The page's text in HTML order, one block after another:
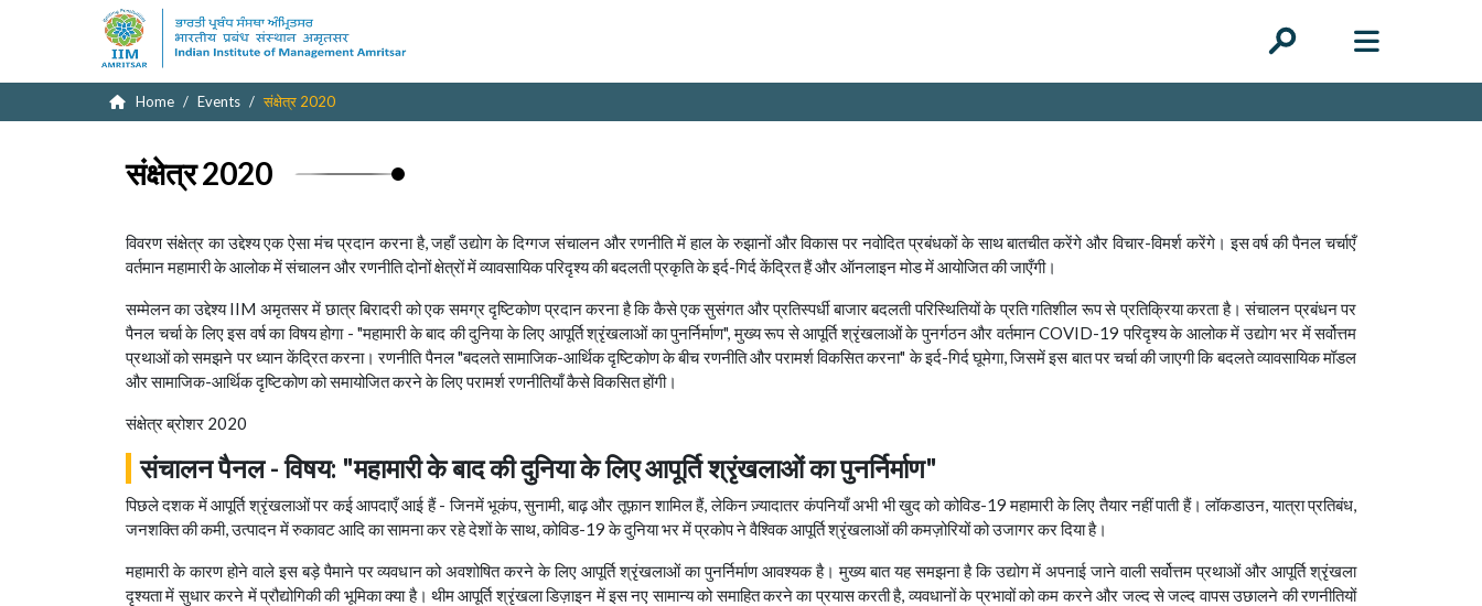
Home Events संक्षेत्र 2020
संक्षेत्र 2020
विवरणसंक्षेत्र का उद्देश्य एक ऐसा मंच प्रदान करना है, जहाँ उद्योग के दिग्गज संचालन और रणनीति में हाल के रुझानों और विकास पर नवोदित प्रबंधकों के साथ बातचीत करेंगे और विचार-विमर्श करेंगे। इस वर्ष की पैनल चर्चाएँ
वर्तमान महामारी के आलोक में संचालन और रणनीति दोनों क्षेत्रों में व्यावसायिक परिदृश्य की बदलती प्रकृति के इर्द-गिर्द केंद्रित हैं और ऑनलाइन मोड में आयोजित की जाएँगी।
सम्मेलन का उद्देश्य IIM अमृतसर में छात्र बिरादरी को एक समग्र दृष्टिकोण प्रदान करना है कि कैसे एक सुसंगत और प्रतिस्पर्धी बाजार बदलती परिस्थितियों के प्रति गतिशील रूप से प्रतिक्रिया करता है। संचालन प्रबंधन पर
पैनल चर्चा के लिए इस वर्ष का विषय होगा - "महामारी के बाद की दुनिया के लिए आपूर्ति श्रृंखलाओं का पुनर्निर्माण", मुख्य रूप से आपूर्ति श्रृंखलाओं के पुनर्गठन और वर्तमान COVID-19 परिदृश्य के आलोक में उद्योग भर में सर्वोत्तम
प्रथाओं को समझने पर ध्यान केंद्रित करना। रणनीति पैनल "बदलते सामाजिक-आर्थिक दृष्टिकोण के बीच रणनीति और परामर्श विकसित करना" के इर्द-गिर्द घूमेगा, जिसमें इस बात पर चर्चा की जाएगी कि बदलते व्यावसायिक मॉडल
और सामाजिक-आर्थिक दृष्टिकोण को समायोजित करने के लिए परामर्श रणनीतियाँ कैसे विकसित होंगी।
संक्षेत्र ब्रोशर 2020
संचालन पैनल - विषय: "महामारी के बाद की दुनिया के लिए आपूर्ति श्रृंखलाओं का पुनर्निर्माण"
पिछले दशक में आपूर्ति श्रृंखलाओं पर कई आपदाएँ आई हैं - जिनमें भूकंप, सुनामी, बाढ़ और तूफ़ान शामिल हैं, लेकिन ज़्यादातर कंपनियाँ अभी भी खुद को कोविड-19 महामारी के लिए तैयार नहीं पाती हैं। लॉकडाउन, यात्रा प्रतिबंध,
जनशक्ति की कमी, उत्पादन में रुकावट आदि का सामना कर रहे देशों के साथ, कोविड-19 के दुनिया भर में प्रकोप ने वैश्विक आपूर्ति श्रृंखलाओं की कमज़ोरियों को उजागर कर दिया है।
महामारी के कारण होने वाले इस बड़े पैमाने पर व्यवधान को अवशोषित करने के लिए आपूर्ति श्रृंखलाओं का पुनर्निर्माण आवश्यक है। मुख्य बात यह समझना है कि उद्योग में अपनाई जाने वाली सर्वोत्तम प्रथाओं और आपूर्ति श्रृंखला
दृश्यता में सुधार करने में प्रौद्योगिकी की भूमिका क्या है। थीम आपूर्ति श्रृंखला डिज़ाइन में इस नए सामान्य को समाहित करने का प्रयास करती है, व्यवधानों के प्रभावों को कम करने और जल्द से जल्द वापस उछालने की रणनीतियों